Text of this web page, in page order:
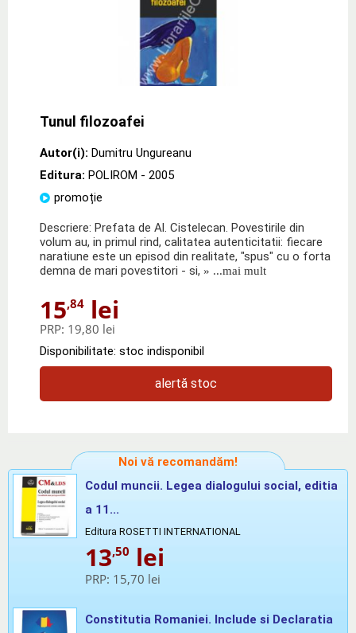
Tunul filozoafei
Autor(i): Dumitru Ungureanu
Editura: POLIROM - 2005
promoție
Descriere: Prefata de Al. Cistelecan. Povestirile din
volum au, in primul rind, calitatea autenticitatii: fiecare
naratiune este un episod din realitate, "spus" cu o forta
demna de mari povestitori - si, » ...mai mult
15,84 lei
PRP: 19,80 lei
Disponibilitate: stoc indisponibil
alertă stoc
Noi vă recomandăm!
Codul muncii. Legea dialogului social, editia
a 11...
Editura ROSETTI INTERNATIONAL
13,50 lei
PRP: 15,70 lei
Constitutia Romaniei. Include si Declaratia